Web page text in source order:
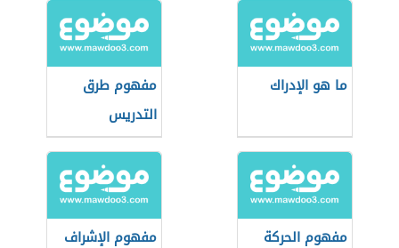
ما هو الإدراك
مفهوم طرق
التدريس
مفهوم الحركة
مفهوم الإشراف